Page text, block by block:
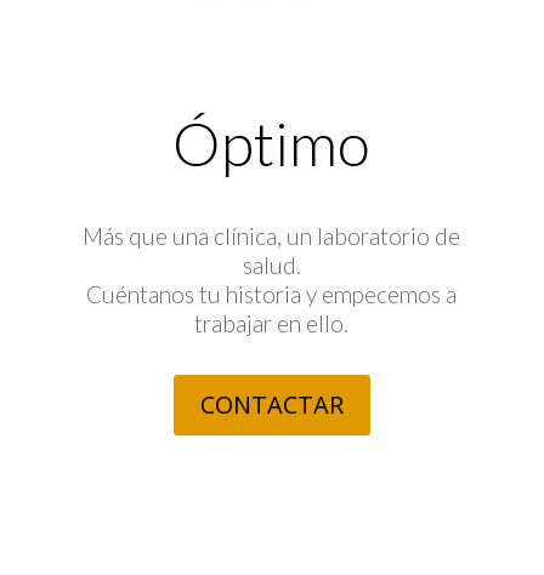
Óptimo
Más que una clínica, un laboratorio de
salud.
Cuéntanos tu historia y empecemos a
trabajar en ello.
CONTACTAR